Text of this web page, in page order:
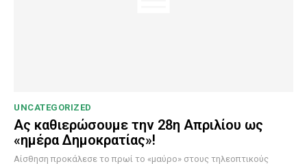
UNCATEGORIZED
Ας καθιερώσουμε την 28η Απριλίου ως
«ημέρα Δημοκρατίας»!
Αίσθηση προκάλεσε το πρωί το «μαύρο» στους τηλεοπτικούς